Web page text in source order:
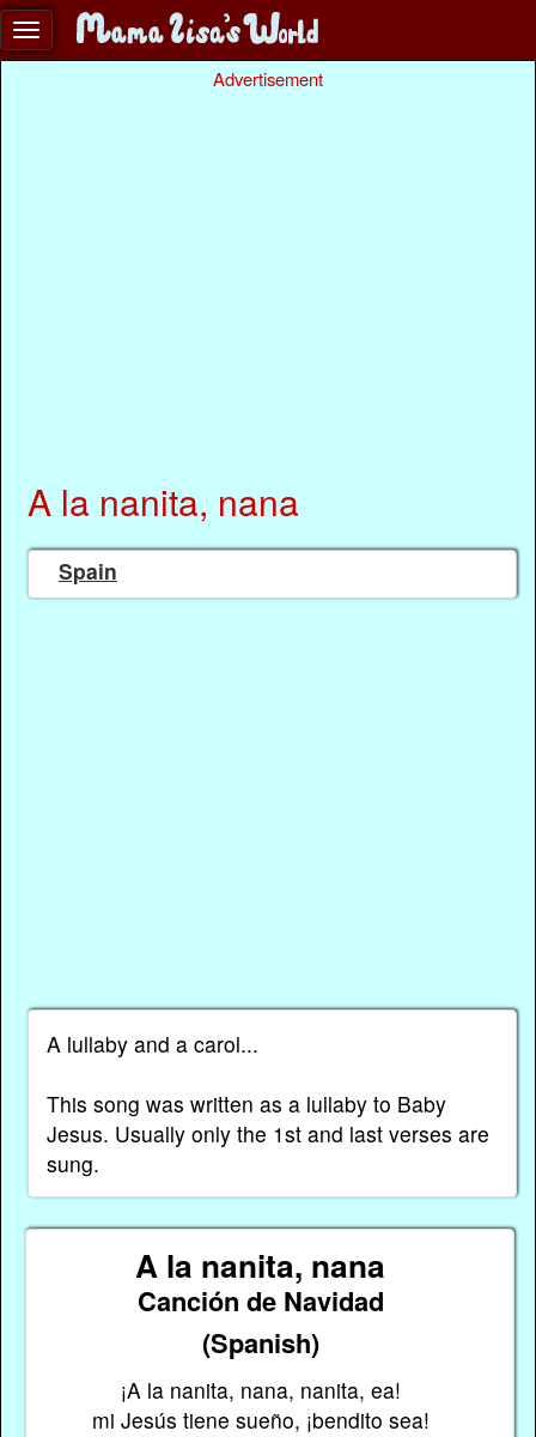
Advertisement
A la nanita, nana
Spain
A lullaby and a carol...
This song was written as a lullaby to Baby
Jesus. Usually only the 1st and last verses are
sung.
A la nanita, nana
Canción de Navidad
(Spanish)
¡A la nanita, nana, nanita, ea!
mi Jesús tiene sueño, ¡bendito sea!